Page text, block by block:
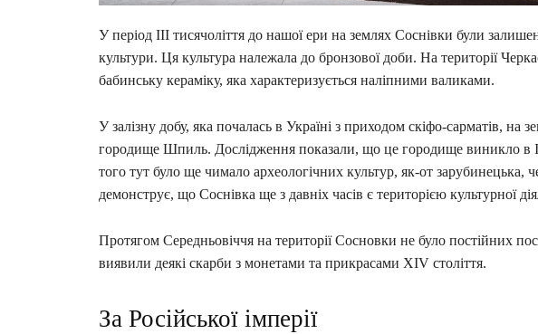
У період ІІІ тисячоліття до нашої ери на землях Соснівки були
культури. Ця культура належала до бронзової доби. На території
бабинську кераміку, яка характеризується наліпними валиками.
У залізну добу, яка почалась в Україні з приходом скіфо-сарматів, на
городище Шпиль. Дослідження показали, що це городище виникло в
того тут було ще чимало археологічних культур, як-от зарубинецька,
демонструє, що Соснівка ще з давніх часів є територією культурної
Протягом Середньовіччя на території Сосновки не було постійних
виявили деякі скарби з монетами та прикрасами XIV століття.
За Російської імперії